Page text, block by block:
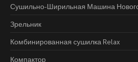
Сушильно-Ширильная Машина
Зрельник
Комбинированная сушилка Relax
Компактор